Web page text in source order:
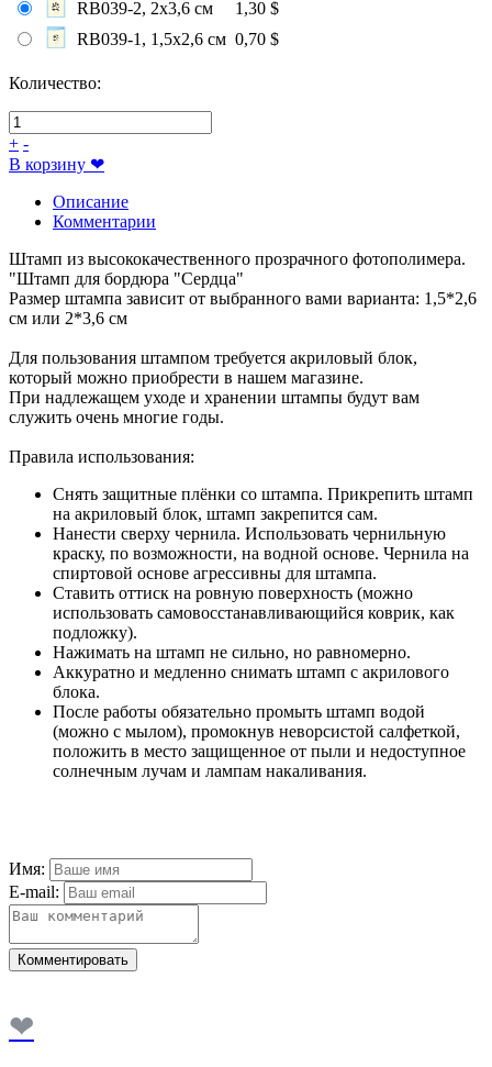
RB039-2, 2х3,6 см
1,30 $
RB039-1, 1,5х2,6 см 0,70 $
Количество:
+ -
В корзину ❤
Описание
Комментарии
Штамп из высококачественного прозрачного фотополимера.
"Штамп для бордюра "Сердца"
Размер штампа зависит от выбранного вами варианта: 1,5*2,6
см или 2*3,6 см
Для пользования штампом требуется акриловый блок,
который можно приобрести в нашем магазине.
При надлежащем уходе и хранении штампы будут вам
служить очень многие годы.
Правила использования:
Снять защитные плёнки со штампа. Прикрепить штамп
на акриловый блок, штамп закрепится сам.
Нанести сверху чернила. Использовать чернильную
краску, по возможности, на водной основе. Чернила на
спиртовой основе агрессивны для штампа.
Ставить оттиск на ровную поверхность (можно
использовать самовосстанавливающийся коврик, как
подложку).
Нажимать на штамп не сильно, но равномерно.
Аккуратно и медленно снимать штамп с акрилового
блока.
После работы обязательно промыть штамп водой
(можно с мылом), промокнув неворсистой салфеткой,
положить в место защищенное от пыли и недоступное
солнечным лучам и лампам накаливания.
Имя:
E-mail:
Комментировать
❤